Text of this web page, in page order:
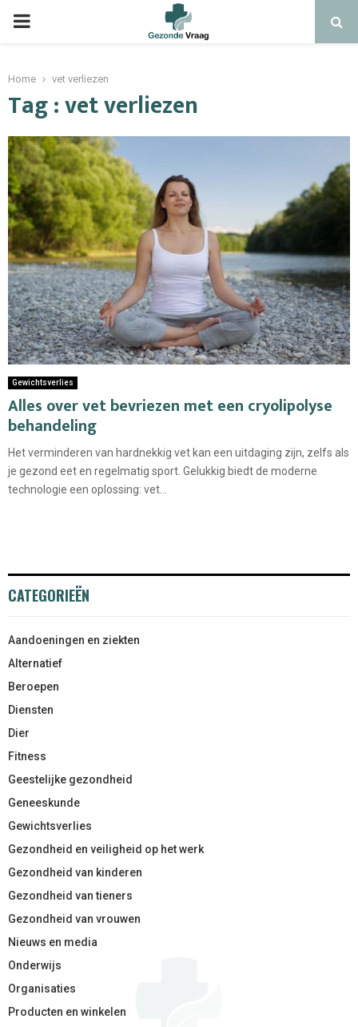
Home vet verliezen
Tag : vet verliezen
Gewichtsverlies
Alles over vet bevriezen met een cryolipolyse
behandeling
Het verminderen van hardnekkig vet kan een uitdaging zijn, zelfs als
je gezond eet en regelmatig sport. Gelukkig biedt de moderne
technologie een oplossing: vet...
CATEGORIEËN
Aandoeningen en ziekten
Alternatief
Beroepen
Diensten
Dier
Fitness
Geestelijke gezondheid
Geneeskunde
Gewichtsverlies
Gezondheid en veiligheid op het werk
Gezondheid van kinderen
Gezondheid van tieners
Gezondheid van vrouwen
Nieuws en media
Onderwijs
Organisaties
Producten en winkelen